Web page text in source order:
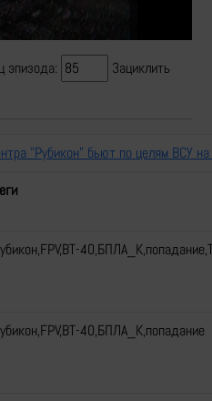
эпизода:
Зациклить
"Рубикон" бьют по целям ВСУ
40,БПЛА_К,попадание